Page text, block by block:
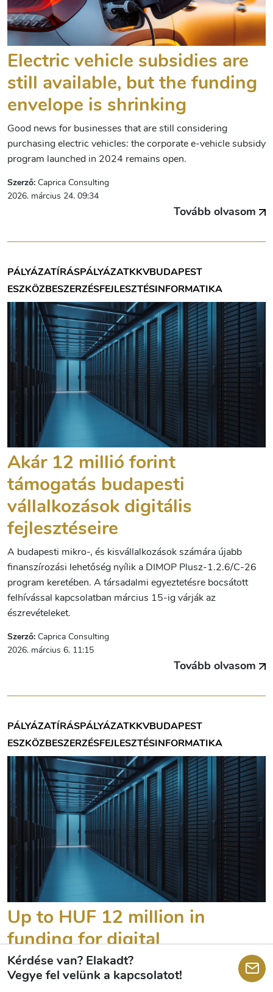
Electric vehicle subsidies are
still available, but the funding
envelope is shrinking
Good news for businesses that are still considering
purchasing electric vehicles: the corporate e-vehicle subsidy
program launched in 2024 remains open.
Szerző: Caprica Consulting
2026. március 24. 09:34
Tovább olvasom
PÁLYÁZATÍRÁSPÁLYÁZATKKVBUDAPEST
ESZKÖZBESZERZÉSFEJLESZTÉSINFORMATIKA
Akár 12 millió forint
támogatás budapesti
vállalkozások digitális
fejlesztéseire
A budapesti mikro-, és kisvállalkozások számára újabb
finanszírozási lehetőség nyílik a DIMOP Plusz-1.2.6/C-26
program keretében. A társadalmi egyeztetésre bocsátott
felhívással kapcsolatban március 15-ig várják az
észrevételeket.
Szerző: Caprica Consulting
2026. március 6. 11:15
Tovább olvasom
PÁLYÁZATÍRÁSPÁLYÁZATKKVBUDAPEST
ESZKÖZBESZERZÉSFEJLESZTÉSINFORMATIKA
Up to HUF 12 million in
funding for digital
development projects for
businesses in Budapest
Kérdése van? Elakadt?
Vegye fel velünk a kapcsolatot!